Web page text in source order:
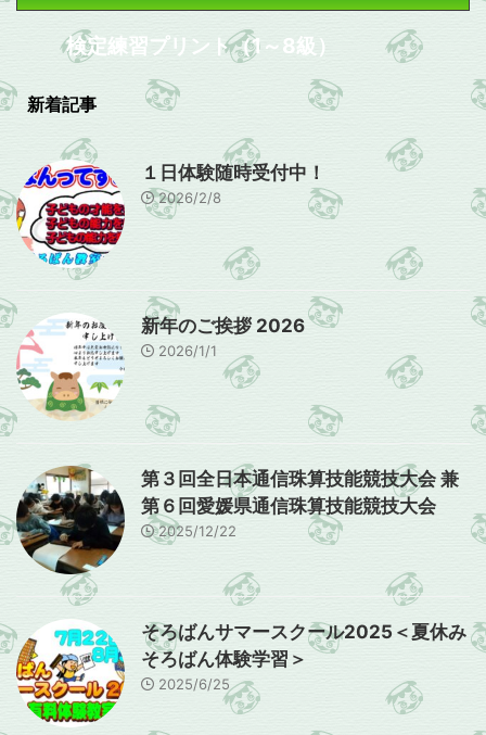
検定練習プリント（1～8級）
新着記事
１日体験随時受付中！
2026/2/8
新年のご挨拶 2026
2026/1/1
第３回全日本通信珠算技能競技大会 兼
第６回愛媛県通信珠算技能競技大会
2025/12/22
そろばんサマースクール2025＜夏休み
そろばん体験学習＞
2025/6/25